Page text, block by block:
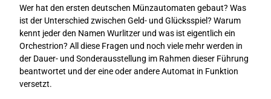
e
u
t
s
c
h
e
Wer hat den ersten deutschen Münzautomaten gebaut? Was
ist der Unterschied zwischen Geld- und Glücksspiel? Warum
kennt jeder den Namen Wurlitzer und was ist eigentlich ein
Orchestrion? All diese Fragen und noch viele mehr werden in
der Dauer- und Sonderausstellung im Rahmen dieser Führung
beantwortet und der eine oder andere Automat in Funktion
versetzt.